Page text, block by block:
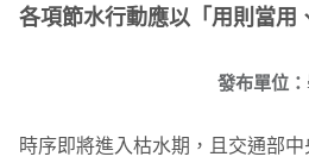
各項節水行動應以「用則當用
發布單位：
時序即將進入枯水期，且交通部